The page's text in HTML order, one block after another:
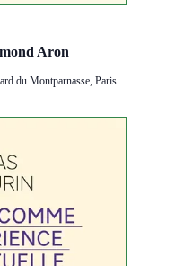
Aron
du Montparnasse, Paris